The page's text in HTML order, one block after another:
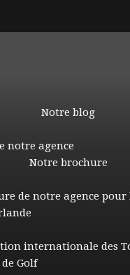
Notre blog
Notre brochure